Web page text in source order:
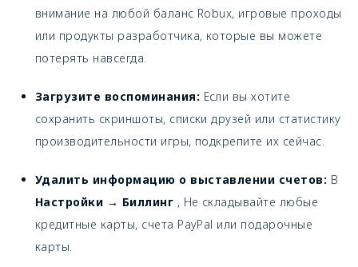
внимание на любой баланс Robux, игровые проходы
или продукты разработчика, которые вы можете
потерять навсегда.
Загрузите воспоминания: Если вы хотите
сохранить скриншоты, списки друзей или статистику
производительности игры, подкрепите их сейчас.
Удалить информацию о выставлении счетов: В
Настройки → Биллинг , Не складывайте любые
кредитные карты, счета PayPal или подарочные
карты.